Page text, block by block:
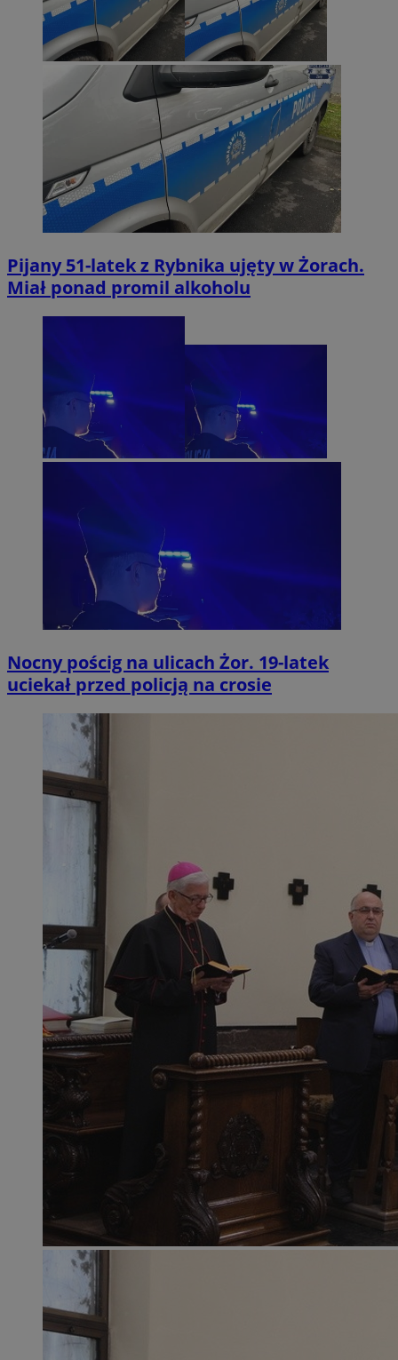
Pijany 51-latek z Rybnika ujęty w Żorach.
Miał ponad promil alkoholu
Nocny pościg na ulicach Żor. 19-latek
uciekał przed policją na crosie